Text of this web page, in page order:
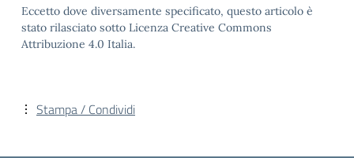
Eccetto dove diversamente specificato, questo articolo è
stato rilasciato sotto Licenza Creative Commons
Attribuzione 4.0 Italia.
Stampa / Condividi